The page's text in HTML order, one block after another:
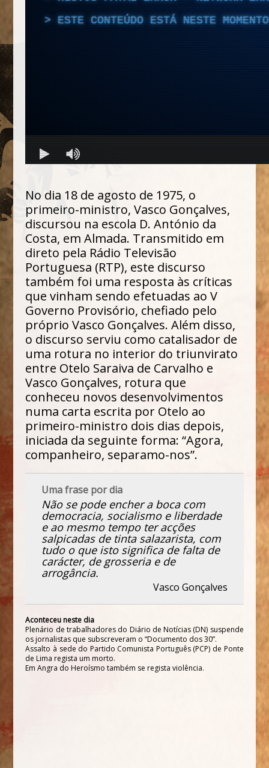
No dia 18 de agosto de 1975, o
primeiro-ministro, Vasco Gonçalves,
discursou na escola D. António da
Costa, em Almada. Transmitido em
direto pela Rádio Televisão
Portuguesa (RTP), este discurso
também foi uma resposta às críticas
que vinham sendo efetuadas ao V
Governo Provisório, chefiado pelo
próprio Vasco Gonçalves. Além disso,
o discurso serviu como catalisador de
uma rotura no interior do triunvirato
entre Otelo Saraiva de Carvalho e
Vasco Gonçalves, rotura que
conheceu novos desenvolvimentos
numa carta escrita por Otelo ao
primeiro-ministro dois dias depois,
iniciada da seguinte forma: “Agora,
companheiro, separamo-nos”.
Uma frase por dia
Não se pode encher a boca com
democracia, socialismo e liberdade
e ao mesmo tempo ter acções
salpicadas de tinta salazarista, com
tudo o que isto significa de falta de
carácter, de grosseria e de
arrogância.
Vasco Gonçalves
Aconteceu neste dia
Plenário de trabalhadores do Diário de Notícias (DN) suspende
os jornalistas que subscreveram o “Documento dos 30”.
Assalto à sede do Partido Comunista Português (PCP) de Ponte
de Lima regista um morto.
Em Angra do Heroísmo também se regista violência.